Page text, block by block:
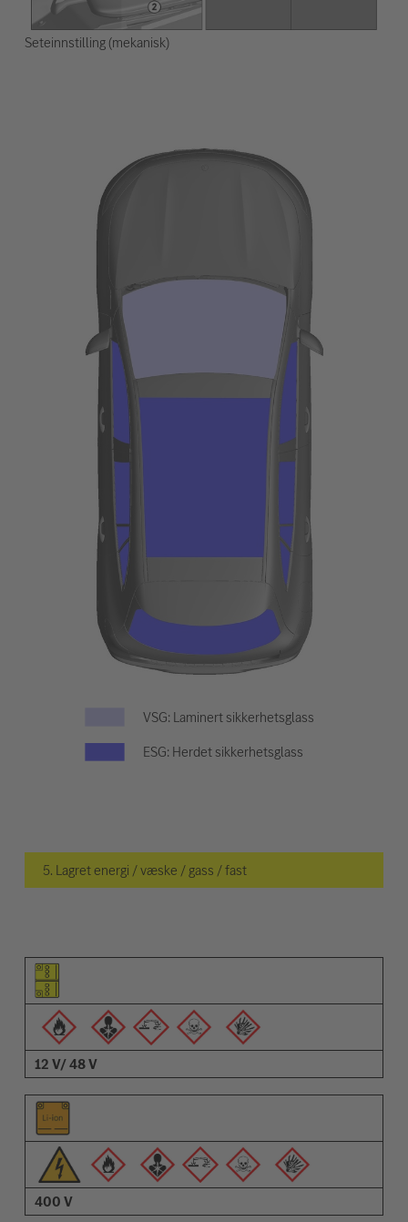
Seteinnstilling (mekanisk)
VSG: Laminert sikkerhetsglass
ESG: Herdet sikkerhetsglass
5. Lagret energi / væske / gass / fast
Piktogram for elementet
Piktogrammer for advarsler
Beskrivelse
12 V/ 48 V
400 V